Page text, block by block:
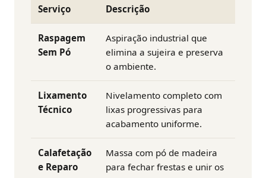
Serviço Descrição
Raspagem
Sem Pó
Aspiração industrial que
elimina a sujeira e preserva
o ambiente.
Lixamento
Técnico
Nivelamento completo com
lixas progressivas para
acabamento uniforme.
Calafetação
e Reparo
Massa com pó de madeira
para fechar frestas e unir os